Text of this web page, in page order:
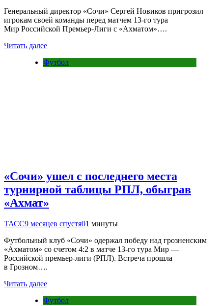
Генеральный директор «Сочи» Сергей Новиков пригрозил
игрокам своей команды перед матчем 13-го тура
Мир Российской Премьер-Лиги с «Ахматом»….
Читать далее
Футбол
«Сочи» ушел с последнего места
турнирной таблицы РПЛ, обыграв
«Ахмат»
ТАСС9 месяцев спустя01 минуты
Футбольный клуб «Сочи» одержал победу над грозненским
«Ахматом» со счетом 4:2 в матче 13-го тура Мир —
Российской премьер-лиги (РПЛ). Встреча прошла
в Грозном….
Читать далее
Футбол